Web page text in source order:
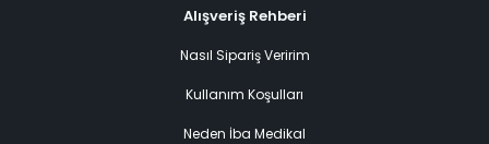
Alışveriş Rehberi
Nasıl Sipariş Veririm
Kullanım Koşulları
Neden İba Medikal